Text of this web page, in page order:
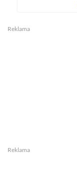
Reklama
Reklama